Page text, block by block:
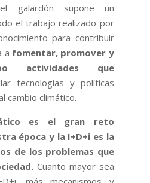
galardón supone un
el trabajo realizado por
para contribuir
a fomentar, promover y
actividades que
tecnologías y políticas
cambio climático.
es el gran reto
época y la I+D+i es la
de los problemas que
Cuanto mayor sea